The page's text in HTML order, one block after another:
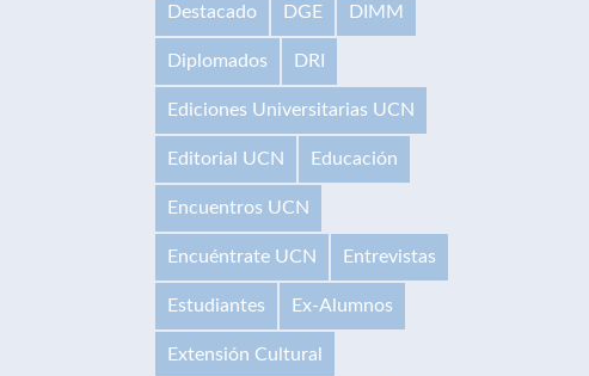
Destacado DGE DIMM
Diplomados DRI
Ediciones Universitarias UCN
Editorial UCN Educación
Encuentros UCN
Encuéntrate UCN Entrevistas
Estudiantes Ex-Alumnos
Extensión Cultural